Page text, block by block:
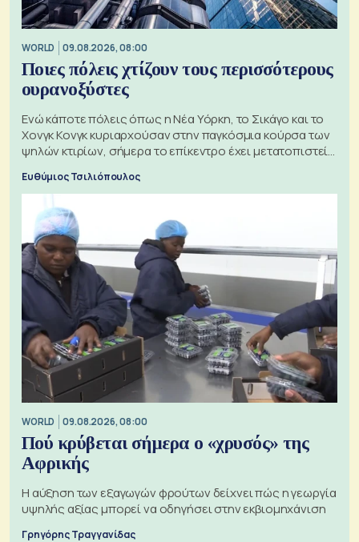
WORLD 09.08.2026, 08:00
Ποιες πόλεις χτίζουν τους περισσότερους
ουρανοξύστες
Ενώ κάποτε πόλεις όπως η Νέα Υόρκη, το Σικάγο και το
Χονγκ Κονγκ κυριαρχούσαν στην παγκόσμια κούρσα των
ψηλών κτιρίων, σήμερα το επίκεντρο έχει μετατοπιστεί
Ευθύμιος Τσιλιόπουλος
WORLD 09.08.2026, 08:00
Πού κρύβεται σήμερα ο «χρυσός» της
Αφρικής
Η αύξηση των εξαγωγών φρούτων δείχνει πώς η γεωργία
υψηλής αξίας μπορεί να οδηγήσει στην εκβιομηχάνιση
Γρηγόρης Τραγγανίδας